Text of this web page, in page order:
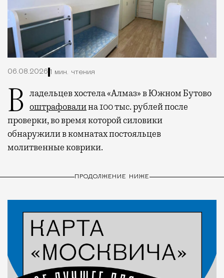
06.08.2026 1 мин. чтения
Владельцев хостела «Алмаз» в Южном Бутово
оштрафовалина 100 тыс. рублей после
проверки, во время которой силовики
обнаружили в комнатах постояльцев
молитвенные коврики.
ПРОДОЛЖЕНИЕ НИЖЕ